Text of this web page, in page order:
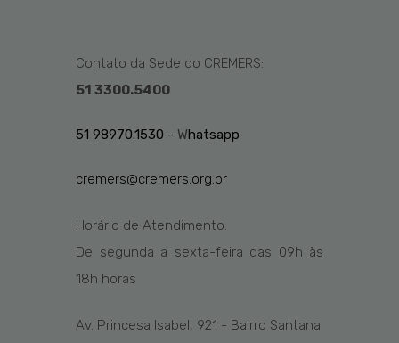
Contato da Sede do CREMERS:
51 3300.5400
51 98970.1530 - Whatsapp
cremers@cremers.org.br
Horário de Atendimento:
De segunda a sexta-feira das 09h às
18h horas
Av. Princesa Isabel, 921 - Bairro Santana